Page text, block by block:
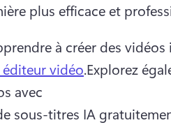
plus efficace et
à créer des vidéos
vidéo.Explorez
avec
sous-titres IA